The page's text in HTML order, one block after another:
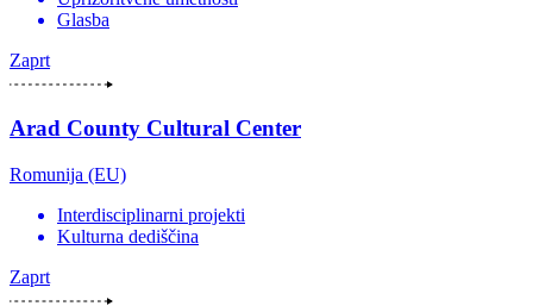
Glasba
Zaprt
Arad County Cultural Center
Romunija (EU)
Interdisciplinarni projekti
Kulturna dediščina
Zaprt